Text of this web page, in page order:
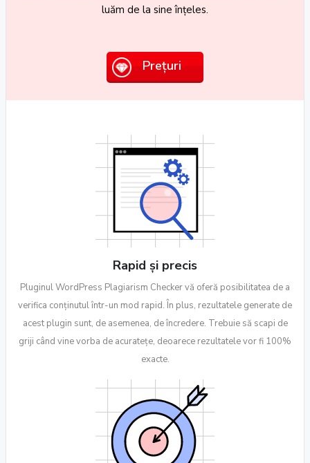
luăm de la sine înțeles.
Prețuri
Rapid și precis
Pluginul WordPress Plagiarism Checker vă oferă posibilitatea de a
verifica conținutul într-un mod rapid. În plus, rezultatele generate de
acest plugin sunt, de asemenea, de încredere. Trebuie să scapi de
griji când vine vorba de acuratețe, deoarece rezultatele vor fi 100%
exacte.